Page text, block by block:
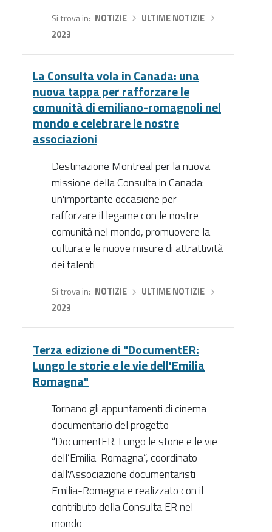
Si trova in NOTIZIE› ULTIME NOTIZIE
2023
La Consulta vola in Canada: una
nuova tappa per rafforzare le
comunità di emiliano-romagnoli nel
mondo e celebrare le nostre
associazioni
Destinazione Montreal per la nuova
missione della Consulta in Canada:
un'importante occasione per
rafforzare il legame con le nostre
comunità nel mondo, promuovere la
cultura e le nuove misure di attrattività
dei talenti
Si trova in NOTIZIE› ULTIME NOTIZIE
2023
Terza edizione di "DocumentER:
Lungo le storie e le vie dell'Emilia
Romagna"
Tornano gli appuntamenti di cinema
documentario del progetto
“DocumentER. Lungo le storie e le vie
dell’Emilia-Romagna”, coordinato
dall'Associazione documentaristi
Emilia-Romagna e realizzato con il
contributo della Consulta ER nel
mondo